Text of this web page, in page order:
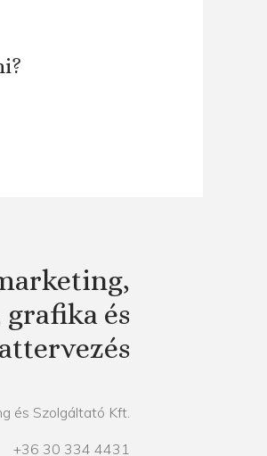
és
és Szolgáltató Kft.
+36 30 334 4431